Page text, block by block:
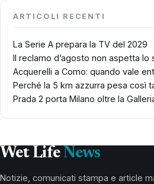
ARTICOLI RECENTI
La Serie A prepara la TV del 2029
Il reclamo d’agosto non aspetta lo
Acquerelli a Como: quando vale
Perché la 5 km azzurra pesa così
Prada 2 porta Milano oltre la
Wet Life News
Notizie, comunicati stampa e article